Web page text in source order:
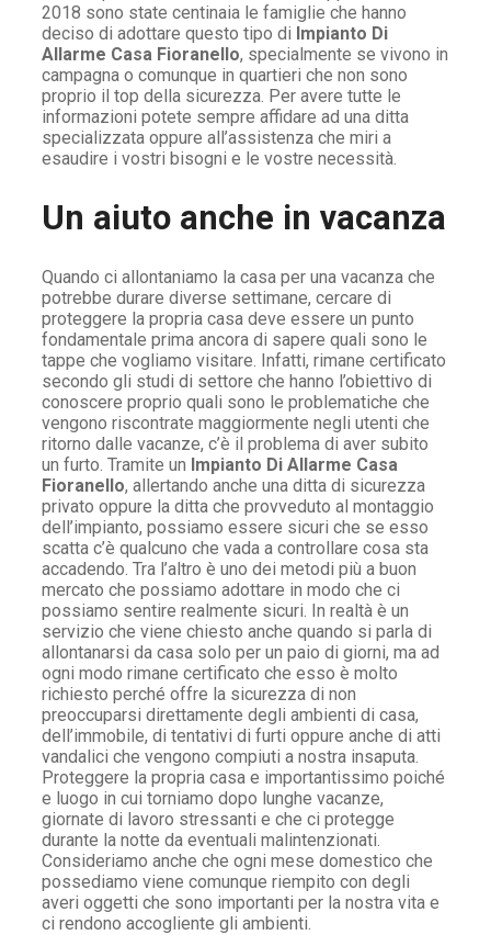
2018 sono state centinaia le famiglie che hanno
deciso di adottare questo tipo di Impianto Di
Allarme Casa Fioranello, specialmente se vivono in
campagna o comunque in quartieri che non sono
proprio il top della sicurezza. Per avere tutte le
informazioni potete sempre affidare ad una ditta
specializzata oppure all’assistenza che miri a
esaudire i vostri bisogni e le vostre necessità.
Un aiuto anche in vacanza
Quando ci allontaniamo la casa per una vacanza che
potrebbe durare diverse settimane, cercare di
proteggere la propria casa deve essere un punto
fondamentale prima ancora di sapere quali sono le
tappe che vogliamo visitare. Infatti, rimane certificato
secondo gli studi di settore che hanno l’obiettivo di
conoscere proprio quali sono le problematiche che
vengono riscontrate maggiormente negli utenti che
ritorno dalle vacanze, c’è il problema di aver subito
un furto. Tramite un Impianto Di Allarme Casa
Fioranello, allertando anche una ditta di sicurezza
privato oppure la ditta che provveduto al montaggio
dell’impianto, possiamo essere sicuri che se esso
scatta c’è qualcuno che vada a controllare cosa sta
accadendo. Tra l’altro è uno dei metodi più a buon
mercato che possiamo adottare in modo che ci
possiamo sentire realmente sicuri. In realtà è un
servizio che viene chiesto anche quando si parla di
allontanarsi da casa solo per un paio di giorni, ma ad
ogni modo rimane certificato che esso è molto
richiesto perché offre la sicurezza di non
preoccuparsi direttamente degli ambienti di casa,
dell’immobile, di tentativi di furti oppure anche di atti
vandalici che vengono compiuti a nostra insaputa.
Proteggere la propria casa e importantissimo poiché
e luogo in cui torniamo dopo lunghe vacanze,
giornate di lavoro stressanti e che ci protegge
durante la notte da eventuali malintenzionati.
Consideriamo anche che ogni mese domestico che
possediamo viene comunque riempito con degli
averi oggetti che sono importanti per la nostra vita e
ci rendono accogliente gli ambienti.